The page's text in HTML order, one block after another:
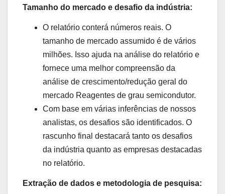
Tamanho do mercado e desafio da indústria:
O relatório conterá números reais. O
tamanho de mercado assumido é de vários
milhões. Isso ajuda na análise do relatório e
fornece uma melhor compreensão da
análise de crescimento/redução geral do
mercado Reagentes de grau semicondutor.
Com base em várias inferências de nossos
analistas, os desafios são identificados. O
rascunho final destacará tanto os desafios
da indústria quanto as empresas destacadas
no relatório.
Extração de dados e metodologia de pesquisa: